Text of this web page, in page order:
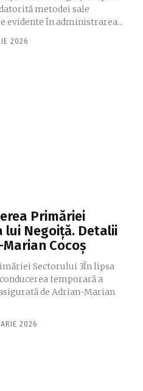
metodei sale
evidente în administrarea...
2026
Primăriei
lui Negoiță. Detalii
Cocoș
Sectorului 3În lipsa
temporară a
de Adrian-Marian
2026